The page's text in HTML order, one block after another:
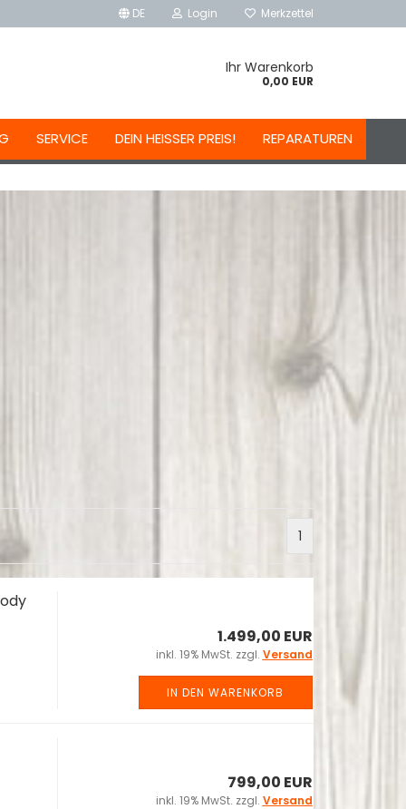
DE Login Merkzettel
Ihr Warenkorb
0,00 EUR
SERVICE DEIN HEISSER PREIS! REPARATUREN
1
1.499,00 EUR
inkl. 19% MwSt. zzgl. Versand
IN DEN WARENKORB
799,00 EUR
inkl. 19% MwSt. zzgl. Versand